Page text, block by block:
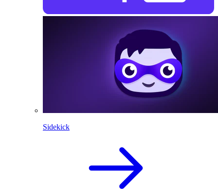
Sidekick